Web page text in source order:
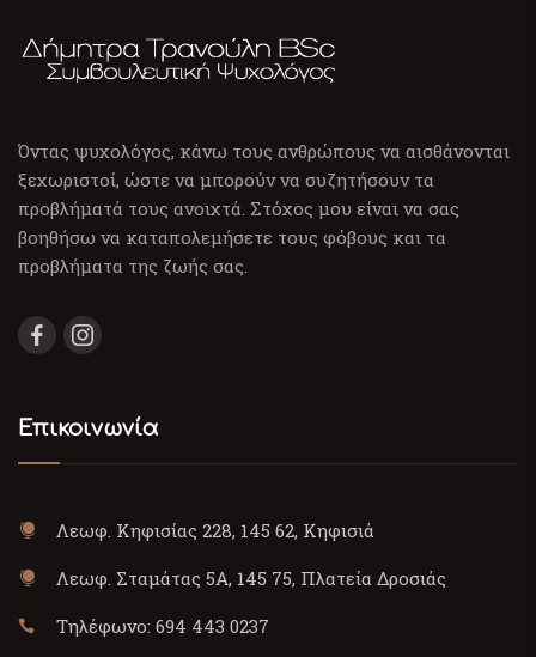
Όντας ψυχολόγος, κάνω τους ανθρώπους να αισθάνονται
ξεχωριστοί, ώστε να μπορούν να συζητήσουν τα
προβλήματά τους ανοιχτά. Στόχος μου είναι να σας
βοηθήσω να καταπολεμήσετε τους φόβους και τα
προβλήματα της ζωής σας.
Επικοινωνία
Λεωφ. Κηφισίας 228, 145 62, Κηφισιά
Λεωφ. Σταμάτας 5Α, 145 75, Πλατεία Δροσιάς
Τηλέφωνο: 694 443 0237